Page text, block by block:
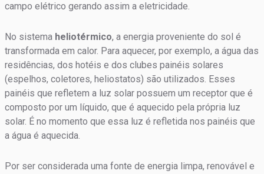
campo elétrico gerando assim a eletricidade.
No sistema heliotérmico, a energia proveniente do sol é
transformada em calor. Para aquecer, por exemplo, a água das
residências, dos hotéis e dos clubes painéis solares
(espelhos, coletores, heliostatos) são utilizados. Esses
painéis que refletem a luz solar possuem um receptor que é
composto por um líquido, que é aquecido pela própria luz
solar. É no momento que essa luz é refletida nos painéis que
a água é aquecida.
Por ser considerada uma fonte de energia limpa, renovável e